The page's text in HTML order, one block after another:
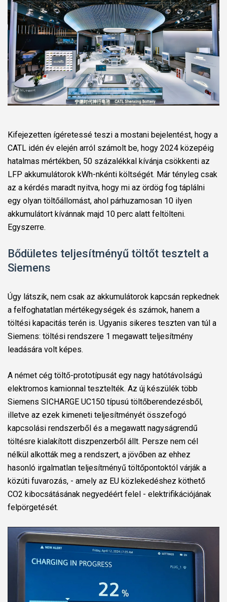
Kifejezetten ígéretessé teszi a mostani bejelentést, hogy a
CATL idén év elején arról számolt be, hogy 2024 közepéig
hatalmas mértékben, 50 százalékkal kívánja csökkenti az
LFP akkumulátorok kWh-nkénti költségét. Már tényleg csak
az a kérdés maradt nyitva, hogy mi az ördög fog táplálni
egy olyan töltőállomást, ahol párhuzamosan 10 ilyen
akkumulátort kívánnak majd 10 perc alatt feltölteni.
Egyszerre.
Bődületes teljesítményű töltőt tesztelt a
Siemens
Úgy látszik, nem csak az akkumulátorok kapcsán repkednek
a felfoghatatlan mértékegységek és számok, hanem a
töltési kapacitás terén is. Ugyanis sikeres teszten van túl a
Siemens: töltési rendszere 1 megawatt teljesítmény
leadására volt képes.
A német cég töltő-prototípusát egy nagy hatótávolságú
elektromos kamionnal tesztelték. Az új készülék több
Siemens SICHARGE UC150 típusú töltőberendezésből,
illetve az ezek kimeneti teljesítményét összefogó
kapcsolási rendszerből és a megawatt nagyságrendű
töltésre kialakított diszpenzerből állt. Persze nem cél
nélkül alkották meg a rendszert, a jövőben az ehhez
hasonló irgalmatlan teljesítményű töltőpontoktól várják a
közúti fuvarozás, - amely az EU közlekedéshez köthető
CO2 kibocsátásának negyedéért felel - elektrifikációjának
felpörgetését.